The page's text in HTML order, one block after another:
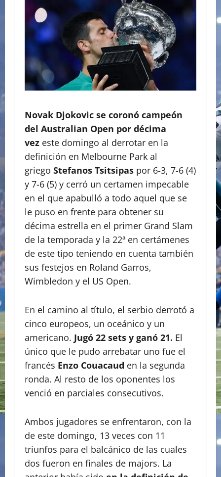
Novak Djokovic se coronó campeón
del Australian Open por décima
vez este domingo al derrotar en la
definición en Melbourne Park al
griego Stefanos Tsitsipas por 6-3, 7-6 (4)
y 7-6 (5) y cerró un certamen impecable
en el que apabulló a todo aquel que se
le puso en frente para obtener su
décima estrella en el primer Grand Slam
de la temporada y la 22ª en certámenes
de este tipo teniendo en cuenta también
sus festejos en Roland Garros,
Wimbledon y el US Open.
En el camino al título, el serbio derrotó a
cinco europeos, un oceánico y un
americano. Jugó 22 sets y ganó 21. El
único que le pudo arrebatar uno fue el
francés Enzo Couacaud en la segunda
ronda. Al resto de los oponentes los
venció en parciales consecutivos.
Ambos jugadores se enfrentaron, con la
de este domingo, 13 veces con 11
triunfos para el balcánico de las cuales
dos fueron en finales de majors. La